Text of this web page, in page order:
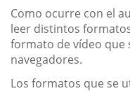
Como ocurre con el
leer distintos
formato de vídeo que
navegadores.
Los formatos que se